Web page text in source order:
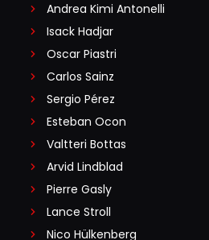
Andrea Kimi Antonelli
Isack Hadjar
Oscar Piastri
Carlos Sainz
Sergio Pérez
Esteban Ocon
Valtteri Bottas
Arvid Lindblad
Pierre Gasly
Lance Stroll
Nico Hülkenberg